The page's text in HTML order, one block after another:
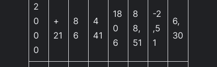
2
0
0
0
+
21
8
6
4
41
18
0
6
8
8,
51
-2
,5
1
6,
30